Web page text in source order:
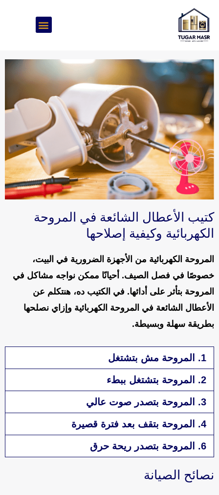
إلى
المحتوى
كتيب الأعطال الشائعة في المروحة
الكهربائية وكيفية إصلاحها
المروحة الكهربائية من الأجهزة الضرورية في البيت،
خصوصًا في فصل الصيف. أحيانًا ممكن نواجه مشاكل في
المروحة بتأثر على أدائها. في الكتيب ده، هنتكلم عن
الأعطال الشائعة في المروحة الكهربائية وإزاي نصلحها
بطريقة سهلة وبسيطة.
1. المروحة مش بتشتغل
2. المروحة بتشتغل ببطء
3. المروحة بتصدر صوت عالي
4. المروحة بتقف بعد فترة قصيرة
6. المروحة بتصدر ريحة حرق
نصائح الصيانة